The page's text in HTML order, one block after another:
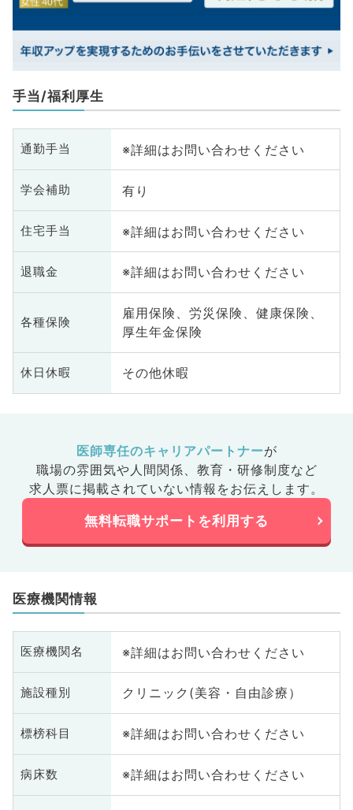
手当/福利厚生
通勤手当 ※詳細はお問い合わせください
学会補助 有り
住宅手当 ※詳細はお問い合わせください
退職金 ※詳細はお問い合わせください
各種保険
雇用保険、労災保険、健康保険、
厚生年金保険
休日休暇 その他休暇
医師専任のキャリアパートナーが
職場の雰囲気や人間関係、 教育・研修制度など
求人票に掲載されていない情報をお伝えします。
無料転職サポートを利用する
医療機関情報
医療機関名 ※詳細はお問い合わせください
施設種別 クリニック(美容・自由診療）
標榜科目 ※詳細はお問い合わせください
病床数 ※詳細はお問い合わせください